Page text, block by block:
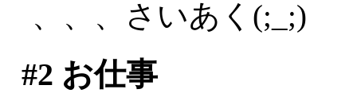
、、、さいあく(;_;)
#2 お仕事